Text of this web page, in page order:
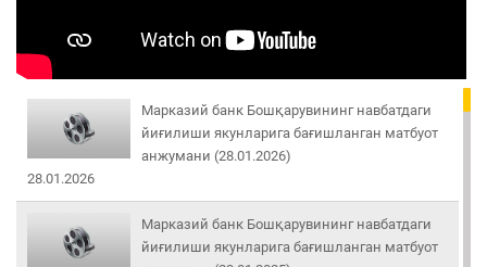
Марказий банк Бошқарувининг навбатдаги
йиғилиши якунларига бағишланган матбуот
анжумани (28.01.2026)
28.01.2026
Марказий банк Бошқарувининг навбатдаги
йиғилиши якунларига бағишланган матбуот